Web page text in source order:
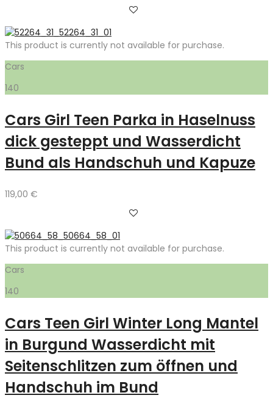
This product is currently not available for purchase.
Cars
140
Cars Girl Teen Parka in Haselnuss
dick gesteppt und Wasserdicht
Bund als Handschuh und Kapuze
119,00 €
This product is currently not available for purchase.
Cars
140
Cars Teen Girl Winter Long Mantel
in Burgund Wasserdicht mit
Seitenschlitzen zum öffnen und
Handschuh im Bund